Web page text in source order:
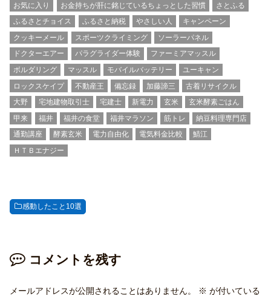
お気に入り
お金持ちが肝に銘じているちょっとした習慣
さとふる
ふるさとチョイス
ふるさと納税 やさしい人
キャンペーン
クッキーメール
スポーツクライミング
ソーラーパネル
ドクターエアー
パラグライダー体験
ファーミアマッスル
ボルダリング
マッスル モバイルバッテリー
ユーキャン
ロックスケイプ
不動産王 備忘録 加藤諦三
古着リサイクル
大野
宅地建物取引士 宅建士 新電力 玄米
玄米酵素ごはん
甲来
福井 福井の食堂 福井マラソン 筋トレ
納豆料理専門店
通勤講座
酵素玄米 電力自由化 電気料金比較
鯖江
ＨＴＢエナジー
感動したこと10選
コメントを残す
メールアドレスが公開されることはありません。 ※ が付いている